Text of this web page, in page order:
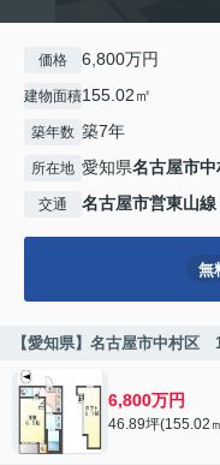
価格 6,800万円
建物面積155.02㎡
築年数 築7年
所在地 愛知県名古屋市中
交通 名古屋市営東山線
無
【愛知県】名古屋市中村区
6,800万円
46.89坪(155.02